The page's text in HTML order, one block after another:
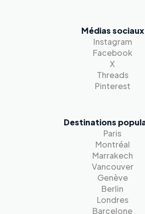
Médias sociaux
Instagram
Facebook
X
Threads
Pinterest
Destinations
Paris
Montréal
Marrakech
Vancouver
Genève
Berlin
Londres
Barcelone